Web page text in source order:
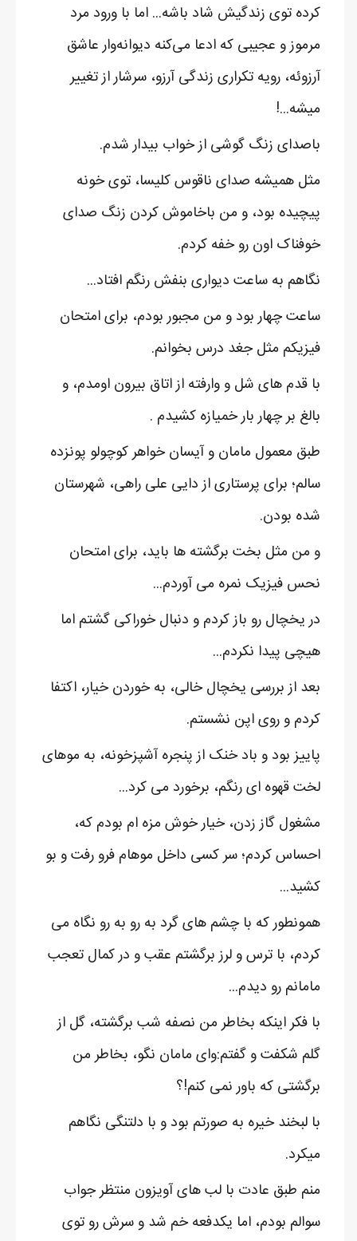
کرده توی زندگیش شاد باشه... اما با ورود مرد
مرموز و عجیبی که ادعا می‌کنه دیوانه‌وار عاشق
آرزوئه، رویه تکراری زندگی آرزو، سرشار از تغییر
میشه...!
باصدای زنگ گوشی از خواب بیدار شدم.
مثل همیشه صدای ناقوس کلیسا، توی خونه
پیچیده بود، و من باخاموش کردن زنگ صدای
خوفناک اون رو خفه کردم.
نگاهم به ساعت دیواری بنفش رنگم افتاد...
ساعت چهار بود و من مجبور بودم، برای امتحان
فیزیکم مثل جغد درس بخوانم.
با قدم های شل و وارفته از اتاق بیرون اومدم، و
بالغ بر چهار بار خمیازه کشیدم .
طبق معمول مامان و آیسان خواهر کوچولو پونزده
سالم؛ برای پرستاری از دایی علی راهی، شهرستان
شده بودن.
و من مثل بخت برگشته ها باید، برای امتحان
نحس فیزیک نمره می آوردم...
در یخچال رو باز کردم و دنبال خوراکی گشتم اما
هیچی پیدا نکردم...
بعد از بررسی یخچال خالی، به خوردن خیار، اکتفا
کردم و روی اپن نشستم.
پاییز بود و باد خنک از پنجره آشپزخونه، به موهای
لخت قهوه ای رنگم، برخورد می کرد...
مشغول گاز زدن، خیار خوش مزه ام بودم که،
احساس کردم؛ سر کسی داخل موهام فرو رفت و بو
کشید...
همونطور که با چشم های گرد به رو به رو نگاه می
کردم، با ترس و لرز برگشتم عقب و در کمال تعجب
مامانم رو دیدم...
با فکر اینکه بخاطر من نصفه شب برگشته، گل از
گلم شکفت و گفتم:وای مامان نگو، بخاطر من
برگشتی که باور نمی کنم!؟
با لبخند خیره به صورتم بود و با دلتنگی نگاهم
میکرد.
منم طبق عادت با لب های آویزون منتظر جواب
سوالم بودم، اما یکدفعه خم شد و سرش رو توی